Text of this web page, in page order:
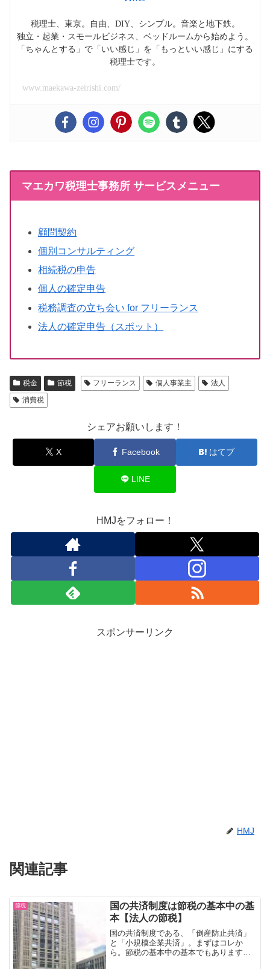
税理士、東京。自由、DIY、シンプル。音楽と地下鉄。
独立・起業・スモールビジネス、ベッドルームから始めよう。
「ちゃんとする」で「いい感じ」を「もっといい感じ」にする
税理士です。
www.maekawa-zeirishi.com/
マエカワ税理士事務所 サービスメニュー
顧問契約
個別コンサルティング
相続税の申告
個人の確定申告
税務調査の立ち会い for フリーランス
法人の確定申告（スポット）
税金 節税 フリーランス 個人事業主
法人
消費税
シェアお願いします！
X Facebook はてブ
LINE
HMJをフォロー！
スポンサーリンク
HMJ
関連記事
節税
国の共済制度は節税の基本中の基
本【法人の節税】
国の共済制度である、「倒産防止共済」
と「小規模企業共済」。まずはコレか
ら。節税の基本中の基本でもあります。↑